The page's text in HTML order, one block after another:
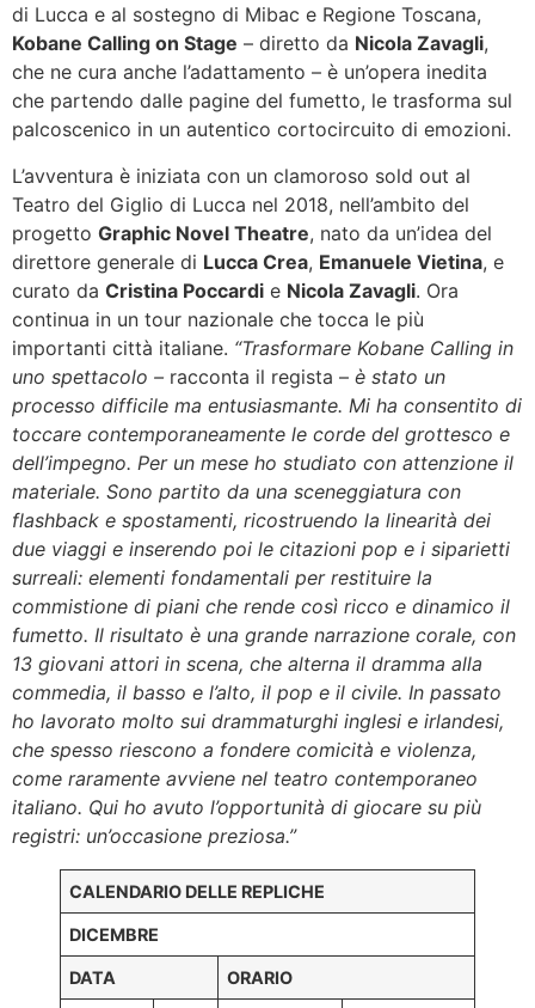
di Lucca e al sostegno di Mibac e Regione Toscana,
Kobane Calling on Stage – diretto da Nicola Zavagli,
che ne cura anche l’adattamento – è un’opera inedita
che partendo dalle pagine del fumetto, le trasforma sul
palcoscenico in un autentico cortocircuito di emozioni.
L’avventura è iniziata con un clamoroso sold out al
Teatro del Giglio di Lucca nel 2018, nell’ambito del
progetto Graphic Novel Theatre, nato da un’idea del
direttore generale di Lucca Crea, Emanuele Vietina, e
curato da Cristina Poccardi e Nicola Zavagli. Ora
continua in un tour nazionale che tocca le più
importanti città italiane. “Trasformare Kobane Calling in
uno spettacolo – racconta il regista – è stato un
processo difficile ma entusiasmante. Mi ha consentito di
toccare contemporaneamente le corde del grottesco e
dell’impegno. Per un mese ho studiato con attenzione il
materiale. Sono partito da una sceneggiatura con
flashback e spostamenti, ricostruendo la linearità dei
due viaggi e inserendo poi le citazioni pop e i siparietti
surreali: elementi fondamentali per restituire la
commistione di piani che rende così ricco e dinamico il
fumetto. Il risultato è una grande narrazione corale, con
13 giovani attori in scena, che alterna il dramma alla
commedia, il basso e l’alto, il pop e il civile. In passato
ho lavorato molto sui drammaturghi inglesi e irlandesi,
che spesso riescono a fondere comicità e violenza,
come raramente avviene nel teatro contemporaneo
italiano. Qui ho avuto l’opportunità di giocare su più
registri: un’occasione preziosa.”
CALENDARIO DELLE REPLICHE
DICEMBRE
DATA ORARIO